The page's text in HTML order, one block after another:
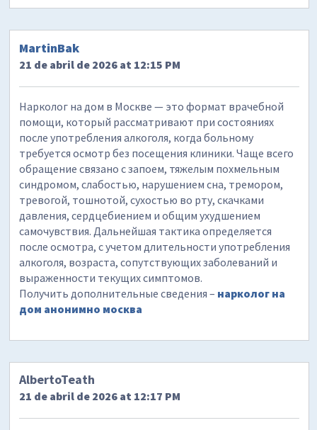
MartinBak
21 de abril de 2026 at 12:15 PM
Нарколог на дом в Москве — это формат врачебной
помощи, который рассматривают при состояниях
после употребления алкоголя, когда больному
требуется осмотр без посещения клиники. Чаще всего
обращение связано с запоем, тяжелым похмельным
синдромом, слабостью, нарушением сна, тремором,
тревогой, тошнотой, сухостью во рту, скачками
давления, сердцебиением и общим ухудшением
самочувствия. Дальнейшая тактика определяется
после осмотра, с учетом длительности употребления
алкоголя, возраста, сопутствующих заболеваний и
выраженности текущих симптомов.
Получить дополнительные сведения – нарколог на
дом анонимно москва
AlbertoTeath
21 de abril de 2026 at 12:17 PM